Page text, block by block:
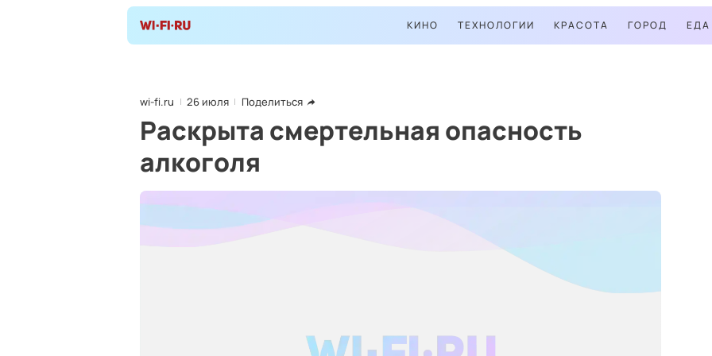
КИНО ТЕХНОЛОГИИ КРАСОТА ГОРОД ЕДА
wi-fi.ru 26 июля Поделиться
Раскрыта смертельная опасность
алкоголя